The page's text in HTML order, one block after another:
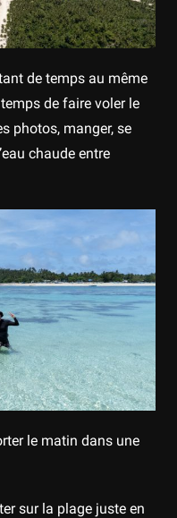
de temps au même
de faire voler le
photos, manger, se
chaude entre
le matin dans une
sur la plage juste en